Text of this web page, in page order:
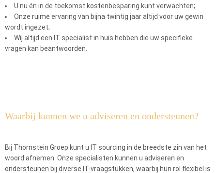
U nu én in de toekomst kostenbesparing kunt verwachten;
Onze ruime ervaring van bijna twintig jaar altijd voor uw gewin
wordt ingezet;
Wij altijd een IT-specialist in huis hebben die uw specifieke
vragen kan beantwoorden.
Waarbij kunnen we u adviseren en ondersteunen?
Bij Thornstein Groep kunt u IT sourcing in de breedste zin van het
woord afnemen. Onze specialisten kunnen u adviseren en
ondersteunen bij diverse IT-vraagstukken, waarbij hun rol flexibel is